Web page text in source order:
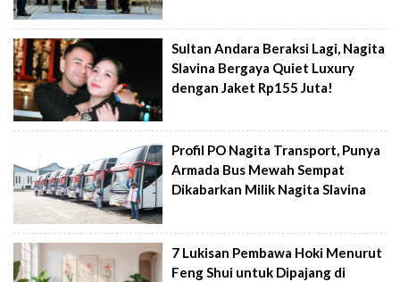
Sultan Andara Beraksi Lagi, Nagita
Slavina Bergaya Quiet Luxury
dengan Jaket Rp155 Juta!
Profil PO Nagita Transport, Punya
Armada Bus Mewah Sempat
Dikabarkan Milik Nagita Slavina
7 Lukisan Pembawa Hoki Menurut
Feng Shui untuk Dipajang di